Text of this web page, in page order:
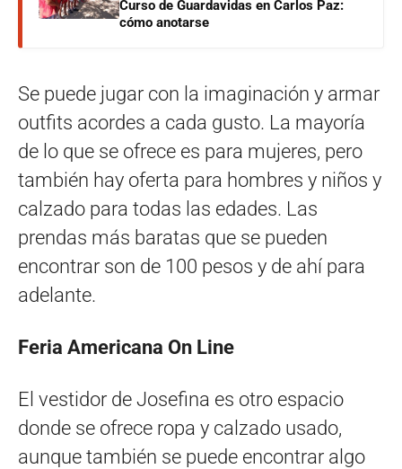
Curso de Guardavidas en Carlos Paz:
cómo anotarse
Se puede jugar con la imaginación y armar
outfits acordes a cada gusto. La mayoría
de lo que se ofrece es para mujeres, pero
también hay oferta para hombres y niños y
calzado para todas las edades. Las
prendas más baratas que se pueden
encontrar son de 100 pesos y de ahí para
adelante.
Feria Americana On Line
El vestidor de Josefina es otro espacio
donde se ofrece ropa y calzado usado,
aunque también se puede encontrar algo